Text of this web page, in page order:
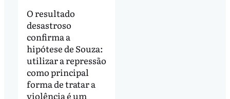
O resultado
desastroso
confirma a
hipótese de Souza:
utilizar a repressão
como principal
forma de tratar a
violência é um